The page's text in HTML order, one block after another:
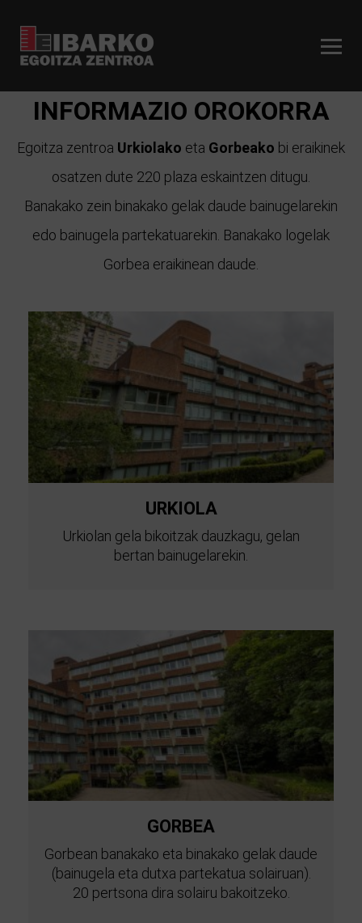
INFORMAZIO OROKORRA
Egoitza zentroa Urkiolako eta Gorbeako bi eraikinek
osatzen dute 220 plaza eskaintzen ditugu.
Banakako zein binakako gelak daude bainugelarekin
edo bainugela partekatuarekin. Banakako logelak
Gorbea eraikinean daude.
URKIOLA
Urkiolan gela bikoitzak dauzkagu, gelan
bertan bainugelarekin.
GORBEA
Gorbean banakako eta binakako gelak daude
(bainugela eta dutxa partekatua solairuan).
20 pertsona dira solairu bakoitzeko.